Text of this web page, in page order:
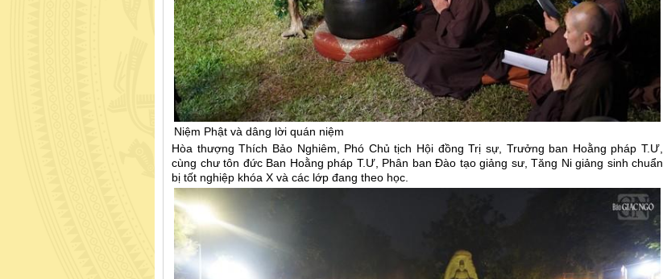
Niệm Phật và dâng lời quán niệm
Hòa thượng Thích Bảo Nghiêm, Phó Chủ tịch Hội đồng Trị sự, Trưởng ban Hoằng pháp T.Ư,
cùng chư tôn đức Ban Hoằng pháp T.Ư, Phân ban Đào tạo giảng sư, Tăng Ni giảng sinh chuẩn
bị tốt nghiệp khóa X và các lớp đang theo học.